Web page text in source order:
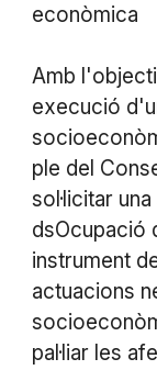
econòmica
Amb
execució
ple del
sol·licitar
dsOcupació
instrument
actuacions
pal·liar les